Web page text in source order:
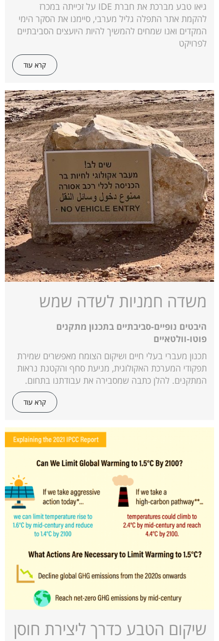
גיאו טבע מברכת את חברת IDE על זכייתה במכרז
להקמת אתר התפלה גליל מערבי, סיימנו את הסקר הימי
המקדים ואנו שמחים להמשיך להיות היועצים הסביבתיים
לפרויקט
קרא עוד
משדה חמניות לשדה שמש
היבטים נופיים-סביבתיים בתכנון מתקנים
פוטו-וולטאיים
תכנון מעברי בעלי חיים ושיקום הצומח מאפשרים שמירת
תפקודי המערכת האקולוגית, מניעת סחף והקטנת נראות
המתקנים. להלן כתבה שמסבירה את עבודתנו בתחום.
קרא עוד
שיקום הטבע כדרך ליצירת חוסן